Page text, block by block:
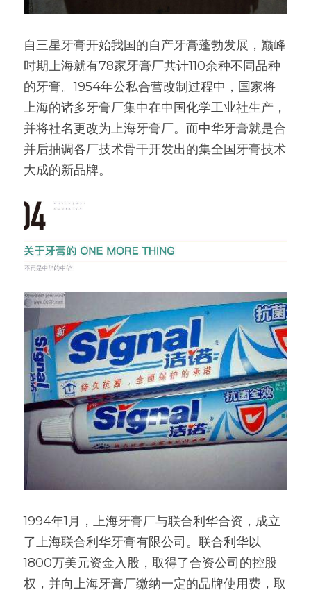
自三星牙膏开始我国的自产牙膏蓬勃发展，巅峰
时期上海就有78家牙膏厂共计110余种不同品种
的牙膏。1954年公私合营改制过程中，国家将
上海的诸多牙膏厂集中在中国化学工业社生产，
并将社名更改为上海牙膏厂。而中华牙膏就是合
并后抽调各厂技术骨干开发出的集全国牙膏技术
大成的新品牌。
1994年1月，上海牙膏厂与联合利华合资，成立
了上海联合利华牙膏有限公司。联合利华以
1800万美元资金入股，取得了合资公司的控股
权，并向上海牙膏厂缴纳一定的品牌使用费，取